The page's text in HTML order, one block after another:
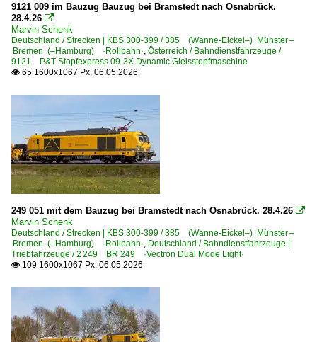
9121 009 im Bauzug Bauzug bei Bramstedt nach Osnabrück.
28.4.26 
Marvin Schenk
Deutschland / Strecken | KBS 300-399 / 385 (Wanne-Eickel–) Münster –
Bremen (–Hamburg) ·Rollbahn·, Österreich / Bahndienstfahrzeuge /
9121 P&T Stopfexpress 09-3X Dynamic Gleisstopfmaschine
 65 1600x1067 Px, 06.05.2026
249 051 mit dem Bauzug bei Bramstedt nach Osnabrück. 28.4.26 
Marvin Schenk
Deutschland / Strecken | KBS 300-399 / 385 (Wanne-Eickel–) Münster –
Bremen (–Hamburg) ·Rollbahn·, Deutschland / Bahndienstfahrzeuge |
Triebfahrzeuge / 2 249 BR 249 ·Vectron Dual Mode Light·
 109 1600x1067 Px, 06.05.2026